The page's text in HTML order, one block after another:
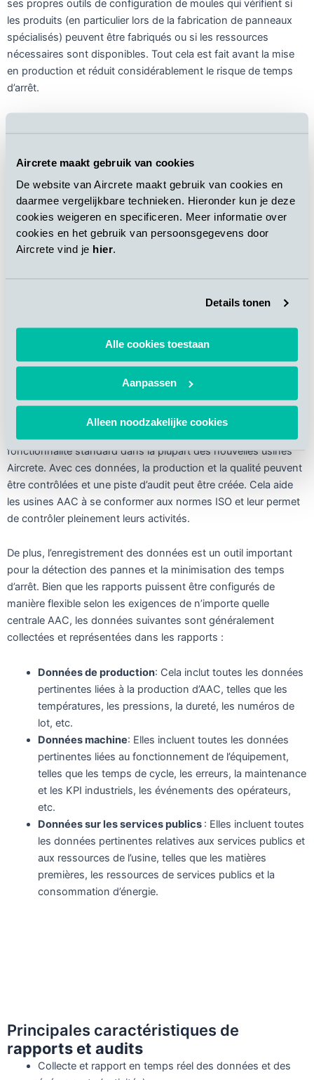
Aircrete maakt gebruik van cookies
De website van Aircrete maakt gebruik van cookies en
daarmee vergelijkbare technieken. Hieronder kun je deze
cookies weigeren en specificeren. Meer informatie over
cookies en het gebruik van persoonsgegevens door
Aircrete vind je hier.
Details tonen
Alle cookies toestaan
Aanpassen
Alleen noodzakelijke cookies
ses propres outils de configuration de moules qui vérifient si
les produits (en particulier lors de la fabrication de panneaux
spécialisés) peuvent être fabriqués ou si les ressources
nécessaires sont disponibles. Tout cela est fait avant la mise
en production et réduit considérablement le risque de temps
d’arrêt.
Principales caractéristiques de système
d’exécution de gestion (SEG)
Outils de configuration de moules flexibles et intuitifs
Intégrations en amont et en aval avec les systèmes PRE
Rapports et audits
Comme les usines de AAC peuvent être assez complexes, il
est important de pouvoir enregistrer beaucoup de données.
fonctionnalité standard dans la plupart des nouvelles usines
Aircrete. Avec ces données, la production et la qualité peuvent
être contrôlées et une piste d’audit peut être créée. Cela aide
les usines AAC à se conformer aux normes ISO et leur permet
de contrôler pleinement leurs activités.
De plus, l’enregistrement des données est un outil important
pour la détection des pannes et la minimisation des temps
d’arrêt. Bien que les rapports puissent être configurés de
manière flexible selon les exigences de n’importe quelle
centrale AAC, les données suivantes sont généralement
collectées et représentées dans les rapports :
Données de production: Cela inclut toutes les données
pertinentes liées à la production d’AAC, telles que les
températures, les pressions, la dureté, les numéros de
lot, etc.
Données machine: Elles incluent toutes les données
pertinentes liées au fonctionnement de l’équipement,
telles que les temps de cycle, les erreurs, la maintenance
et les KPI industriels, les événements des opérateurs,
etc.
Données sur les services publics : Elles incluent toutes
les données pertinentes relatives aux services publics et
aux ressources de l’usine, telles que les matières
premières, les ressources de services publics et la
consommation d’énergie.
Principales caractéristiques de
rapports et audits
Collecte et rapport en temps réel des données et des